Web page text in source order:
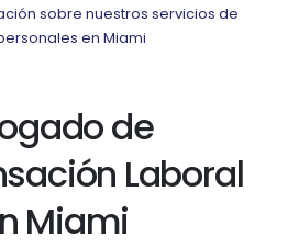
sobre nuestros servicios de
en Miami
de
Laboral
Miami